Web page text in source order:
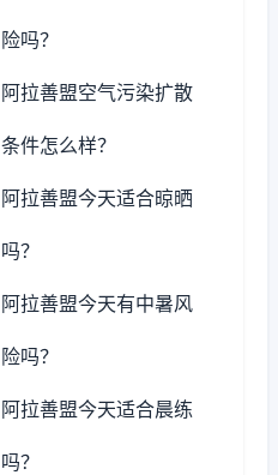
险吗？
阿拉善盟空气污染扩散
条件怎么样？
阿拉善盟今天适合晾晒
吗？
阿拉善盟今天有中暑风
险吗？
阿拉善盟今天适合晨练
吗？